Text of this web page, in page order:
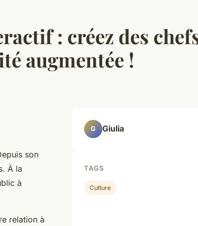
: créez des
augmentée !
son
À la
à
relation à
G Giulia
TAGS
Culture